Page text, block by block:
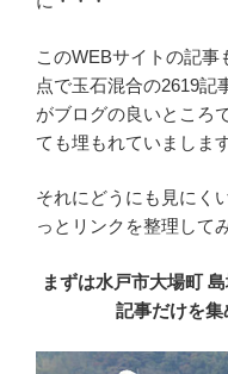
このWEBサイトの記
点で玉石混合の2619記
がブログの良いところ
ても埋もれていまします
それにどうにも見にく
っとリンクを整理して
まずは水戸市大場町
記事だけを集